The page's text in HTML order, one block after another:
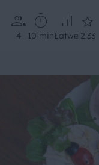
4 10 minŁatwe 2.33